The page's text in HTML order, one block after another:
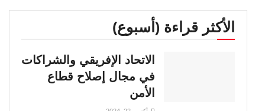
الأكثر قراءة (أسبوع)
الاتحاد الإفريقي والشراكات
في مجال إصلاح قطاع
الأمن